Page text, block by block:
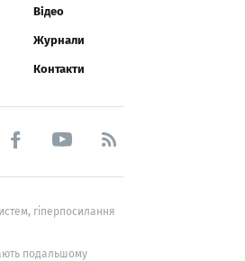
Відео
Журнали
Контакти
гіперпосилання
подальшому